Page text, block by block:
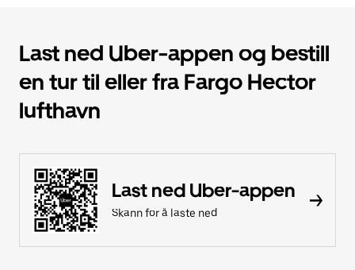
Last ned Uber-appen og bestill
en tur til eller fra Fargo Hector
lufthavn
Last ned Uber-appen
Skann for å laste ned